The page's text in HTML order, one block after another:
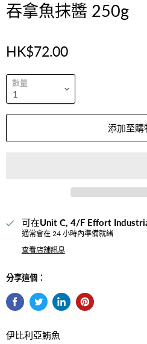
吞拿魚抹醬 250g
HK$72.00
數量
添加至購
可在Unit C, 4/F Effort
通常會在 24 小時內準備就緒
查看店舖訊息
分享這個：
伊比利亞鮪魚